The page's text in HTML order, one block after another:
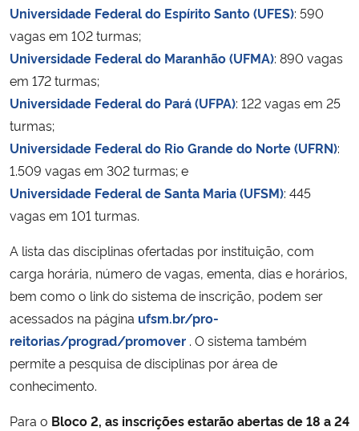
Universidade Federal do Espírito Santo (UFES): 590
vagas em 102 turmas;
Universidade Federal do Maranhão (UFMA): 890 vagas
em 172 turmas;
Universidade Federal do Pará (UFPA): 122 vagas em 25
turmas;
Universidade Federal do Rio Grande do Norte (UFRN):
1.509 vagas em 302 turmas; e
Universidade Federal de Santa Maria (UFSM): 445
vagas em 101 turmas.
A lista das disciplinas ofertadas por instituição, com
carga horária, número de vagas, ementa, dias e horários,
bem como o link do sistema de inscrição, podem ser
acessados na página ufsm.br/pro-
reitorias/prograd/promover . O sistema também
permite a pesquisa de disciplinas por área de
conhecimento.
Para o Bloco 2, as inscrições estarão abertas de 18 a 24